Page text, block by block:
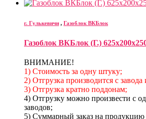
г. Гулькевичи , Газоблок ВКБлок
Газоблок ВКБлок (Г.)
ВНИМАНИЕ!
1) Стоимость за одну штуку;
2) Отгрузка производится с завода
3) Отгрузка кратно поддонам;
4) Отгрузку можно произвести с
заводов;
5) Суммарный заказ на